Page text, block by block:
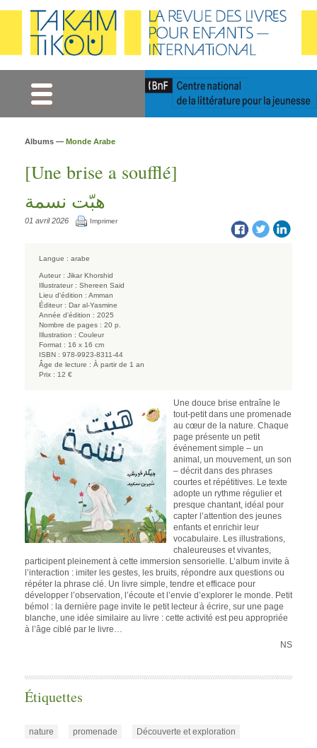
Albums — Monde Arabe
[Une brise a soufflé]
هبّت نسمة
01 avril 2026 Imprimer
Langue : arabe
Auteur : Jikar Khorshid
Illustrateur : Shereen Said
Lieu d'édition : Amman
Éditeur : Dar al-Yasmine
Année d'édition : 2025
Nombre de pages : 20 p.
Illustration : Couleur
Format : 16 x 16 cm
ISBN : 978-9923-8311-44
Âge de lecture : À partir de 1 an
Prix : 12 €
Une douce brise entraîne le
tout-petit dans une promenade
au cœur de la nature. Chaque
page présente un petit
événement simple – un
animal, un mouvement, un son
– décrit dans des phrases
courtes et répétitives. Le texte
adopte un rythme régulier et
presque chantant, idéal pour
capter l’attention des jeunes
enfants et enrichir leur
vocabulaire. Les illustrations,
chaleureuses et vivantes,
participent pleinement à cette immersion sensorielle. L’album invite à
l’interaction : imiter les gestes, les bruits, répondre aux questions ou
répéter la phrase clé. Un livre simple, tendre et efficace pour
développer l’observation, l’écoute et l’envie d’explorer le monde. Petit
bémol : la dernière page invite le petit lecteur à écrire, sur une page
blanche, une idée similaire au livre : cette activité est peu appropriée
à l’âge ciblé par le livre…
NS
Étiquettes
nature promenade Découverte et exploration